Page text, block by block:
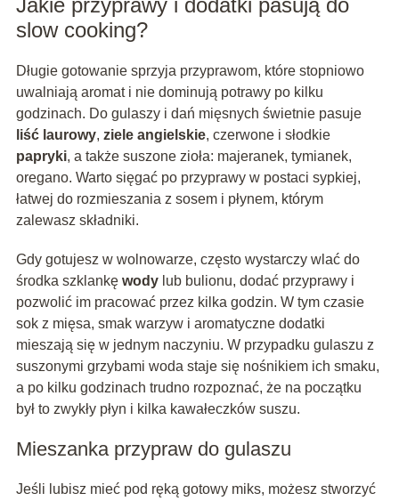
slow cooking?
Długie gotowanie sprzyja przyprawom, które stopniowo
uwalniają aromat i nie dominują potrawy po kilku
godzinach. Do gulaszy i dań mięsnych świetnie pasuje
liść laurowy, ziele angielskie, czerwone i słodkie
papryki, a także suszone zioła: majeranek, tymianek,
oregano. Warto sięgać po przyprawy w postaci sypkiej,
łatwej do rozmieszania z sosem i płynem, którym
zalewasz składniki.
Gdy gotujesz w wolnowarze, często wystarczy wlać do
środka szklankę wodylub bulionu, dodać przyprawy i
pozwolić im pracować przez kilka godzin. W tym czasie
sok z mięsa, smak warzyw i aromatyczne dodatki
mieszają się w jednym naczyniu. W przypadku gulaszu z
suszonymi grzybami woda staje się nośnikiem ich smaku,
a po kilku godzinach trudno rozpoznać, że na początku
był to zwykły płyn i kilka kawałeczków suszu.
Mieszanka przypraw do gulaszu
Jeśli lubisz mieć pod ręką gotowy miks, możesz stworzyć